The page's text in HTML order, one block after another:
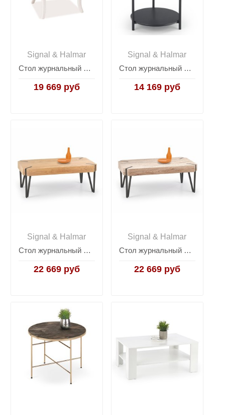
Signal & Halmar
Стол журнальный Signal ROYAL D (белый)
19 669 руб
Signal & Halmar
Стол журнальный Halmar ROLO (дуб натуральный/черный)
14 169 руб
Signal & Halmar
Стол журнальный Halmar EMILY (дуб золотой/черный)
22 669 руб
Signal & Halmar
Стол журнальный Halmar EMILY (дуб сан ремо/черный)
22 669 руб